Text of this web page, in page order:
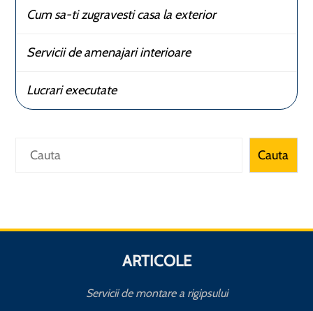
Cum sa-ti zugravesti casa la exterior
Servicii de amenajari interioare
Lucrari executate
Caută Cauta
ARTICOLE
Servicii de montare a rigipsului